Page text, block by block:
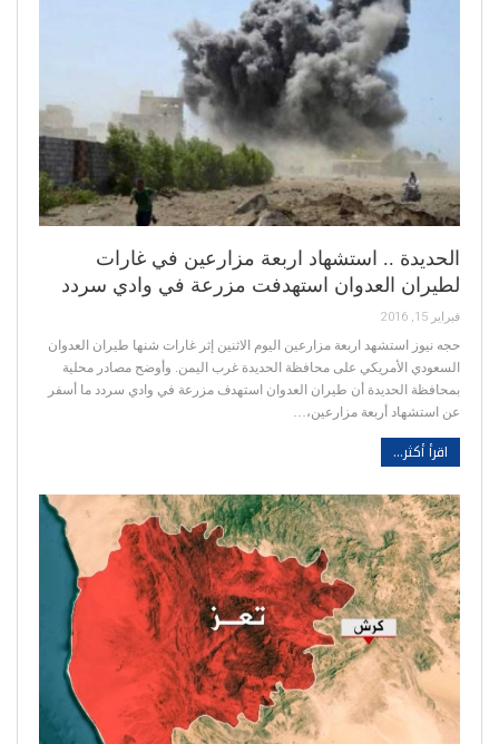
الحديدة .. استشهاد اربعة مزارعين في غارات
لطيران العدوان استهدفت مزرعة في وادي سردد
فبراير 15, 2016
حجه نيوز استشهد اربعة مزارعين اليوم الاثنين إثر غارات شنها طيران العدوان
السعودي الأمريكي على محافظة الحديدة غرب اليمن. وأوضح مصادر محلية
بمحافظة الحديدة أن طيران العدوان استهدف مزرعة في وادي سردد ما أسفر
عن استشهاد أربعة مزارعين،…
اقرأ أكثر...